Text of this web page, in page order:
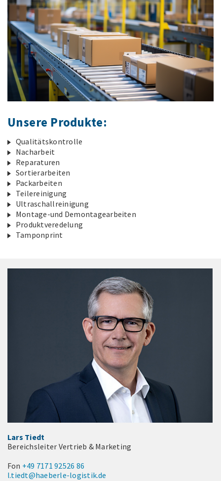
Unsere Produkte:
Qualitätskontrolle
Nacharbeit
Reparaturen
Sortierarbeiten
Packarbeiten
Teilereinigung
Ultraschallreinigung
Montage-und Demontagearbeiten
Produktveredelung
Tamponprint
Lars Tiedt
Bereichsleiter Vertrieb & Marketing
Fon +49 7171 92526 86
l.tiedt@haeberle-logistik.de